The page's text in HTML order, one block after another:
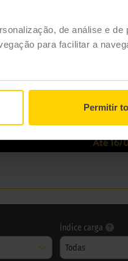
de análise e de
para facilitar a
Permitir
Índice carga
Todas